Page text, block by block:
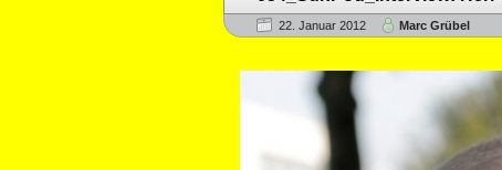
22. Januar 2012 Marc Grübel